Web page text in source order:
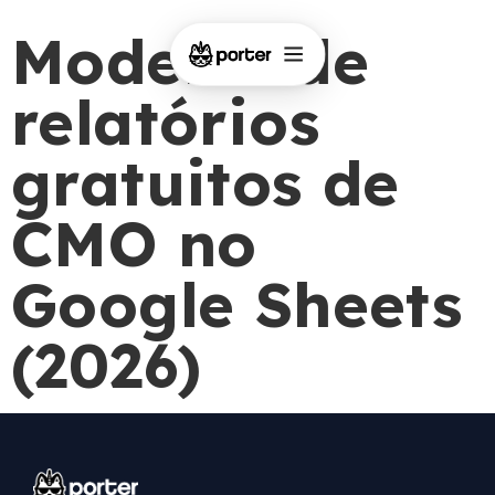
Modelos de
relatórios
gratuitos de
CMO no
Google Sheets
(2026)